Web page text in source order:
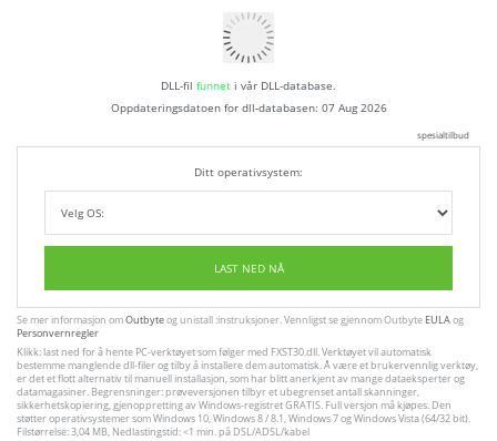
DLL-fil funnet i vår DLL-database.
Oppdateringsdatoen for dll-databasen: 07 Aug 2026
spesialtilbud
Ditt operativsystem:
LAST NED NÅ
Se mer informasjon omOutbyteog unistall :instruksjoner. Vennligst se gjennom Outbyte EULAog
Personvernregler
Klikk: last ned for å hente PC-verktøyet som følger med FXST30.dll. Verktøyet vil automatisk
bestemme manglende dll-filer og tilby å installere dem automatisk. Å være et brukervennlig verktøy,
er det et flott alternativ til manuell installasjon, som har blitt anerkjent av mange dataeksperter og
datamagasiner. Begrensninger: prøveversjonen tilbyr et ubegrenset antall skanninger,
sikkerhetskopiering, gjenoppretting av Windows-registret GRATIS. Full versjon må kjøpes. Den
støtter operativsystemer som Windows 10, Windows 8 / 8.1, Windows 7 og Windows Vista (64/32 bit).
Filstørrelse: 3,04 MB, Nedlastingstid: <1 min. på DSL/ADSL/kabel